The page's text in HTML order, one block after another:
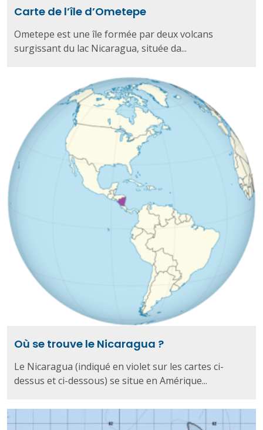
Carte de l’île d’Ometepe
Ometepe est une île formée par deux volcans
surgissant du lac Nicaragua, située da...
Où se trouve le Nicaragua ?
Le Nicaragua (indiqué en violet sur les cartes ci-
dessus et ci-dessous) se situe en Amérique...